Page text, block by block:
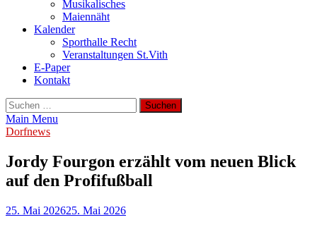
Musikalisches
Maiennäht
Kalender
Sporthalle Recht
Veranstaltungen St.Vith
E-Paper
Kontakt
Suchen
nach:
Main Menu
Dorfnews
Jordy Fourgon erzählt vom neuen Blick
auf den Profifußball
25. Mai 202625. Mai 2026